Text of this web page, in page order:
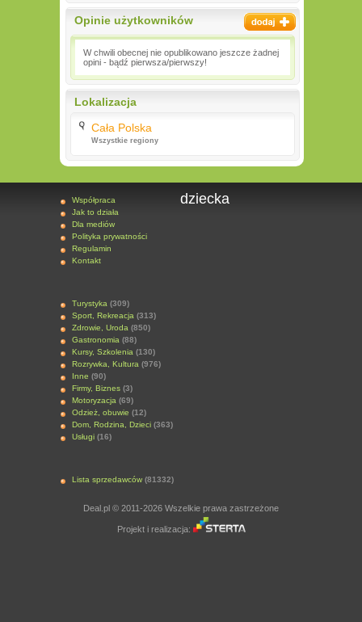
Opinie użytkowników
W chwili obecnej nie opublikowano jeszcze żadnej
opini - bądź pierwsza/pierwszy!
Lokalizacja
Cała Polska
Wszystkie regiony
Współpraca
Jak to działa
Dla mediów
Polityka prywatności
Regulamin
Kontakt
Turystyka (309)
Sport, Rekreacja (313)
Zdrowie, Uroda (850)
Gastronomia (88)
Kursy, Szkolenia (130)
Rozrywka, Kultura (976)
Inne (90)
Firmy, Biznes (3)
Motoryzacja (69)
Odzież, obuwie (12)
Dom, Rodzina, Dzieci (363)
Usługi (16)
Lista sprzedawców (81332)
dziecka
Deal.pl © 2011-2026 Wszelkie prawa zastrzeżone
Projekt i realizacja: